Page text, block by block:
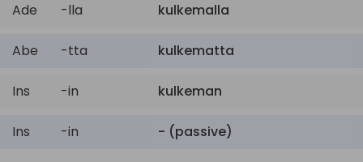
Ade -lla kulkemalla
Abe -tta kulkematta
Ins -in kulkeman
Ins -in - (passive)